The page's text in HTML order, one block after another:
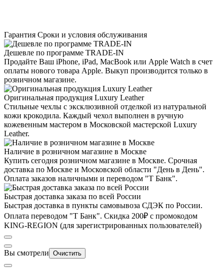
Гарантия Сроки и условия обслуживания
Дешевле по программе TRADE-IN
Продайте Ваш iPhone, iPad, MacBook или Apple Watch в счет
оплаты нового товара Apple. Выкуп производится только в
розничном магазине.
Оригинальная продукция Luxury Leather
Стильные чехлы с эксклюзивной отделкой из натуральной
кожи крокодила. Каждый чехол выполнен в ручную
кожевенным мастером в Московской мастерской Luxury
Leather.
Наличие в розничном магазине в Москве
Купить сегодня розничном магазине в Москве. Срочная
доставка по Москве и Московской области "День в День".
Оплата заказов наличными и переводом "Т Банк".
Быстрая доставка заказа по всей России
Быстрая доставка в пункты самовывоза СДЭК по России.
Оплата переводом "Т Банк". Скидка 200₽ с промокодом
KING-REGION (для зарегистрированных пользователей)
Вы смотрели Очистить